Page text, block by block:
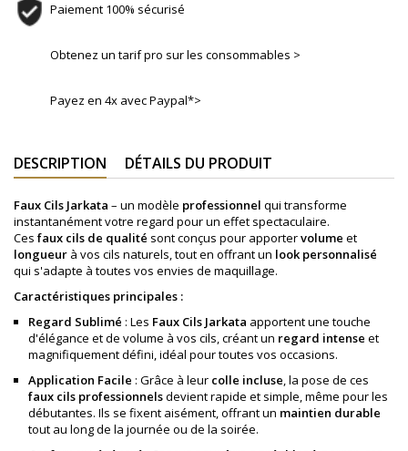
Paiement 100% sécurisé
Obtenez un tarif pro sur les consommables >
Payez en 4x avec Paypal*>
DESCRIPTION DÉTAILS DU PRODUIT
Faux Cils Jarkata – un modèle professionnel qui transforme
instantanément votre regard pour un effet spectaculaire.
Ces faux cils de qualité sont conçus pour apportervolume et
longueur à vos cils naturels, tout en offrant un look personnalisé
qui s'adapte à toutes vos envies de maquillage.
Caractéristiques principales :
Regard Sublimé : Les Faux Cils Jarkata apportent une touche
d'élégance et de volume à vos cils, créant un regard intense et
magnifiquement défini, idéal pour toutes vos occasions.
Application Facile : Grâce à leur colle incluse, la pose de ces
faux cils professionnelsdevient rapide et simple, même pour les
débutantes. Ils se fixent aisément, offrant un maintien durable
tout au long de la journée ou de la soirée.